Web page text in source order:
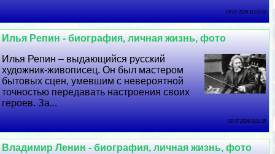
09 07 2026 11:23:33
Илья Репин - биография, личная жизнь, фото
Илья Репин – выдающийся русский
художник-живописец. Он был мастером
бытовых сцен, умевшим с невероятной
точностью передавать настроения своих
героев. За...
08 07 2026 8:21:35
Владимир Ленин - биография, личная жизнь, фото